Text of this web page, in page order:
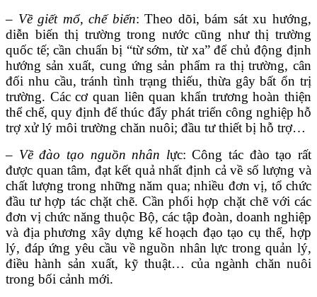
– Về giết mổ, chế biến: Theo dõi, bám sát xu hướng,
diễn biến thị trường trong nước cũng như thị trường
quốc tế; cần chuẩn bị “từ sớm, từ xa” để chủ động định
hướng sản xuất, cung ứng sản phẩm ra thị trường, cân
đối nhu cầu, tránh tình trạng thiếu, thừa gây bất ổn trị
trường. Các cơ quan liên quan khẩn trương hoàn thiện
thể chế, quy định để thúc đẩy phát triển công nghiệp hỗ
trợ xử lý môi trường chăn nuôi; đầu tư thiết bị hỗ trợ…
– Về đào tạo nguồn nhân lực: Công tác đào tạo rất
được quan tâm, đạt kết quả nhất định cả về số lượng và
chất lượng trong những năm qua; nhiều đơn vị, tổ chức
đầu tư hợp tác chặt chẽ. Cần phối hợp chặt chẽ với các
đơn vị chức năng thuộc Bộ, các tập đoàn, doanh nghiệp
và địa phương xây dựng kế hoạch đạo tạo cụ thể, hợp
lý, đáp ứng yêu cầu về nguồn nhân lực trong quản lý,
điều hành sản xuất, kỹ thuật… của ngành chăn nuôi
trong bối cảnh mới.